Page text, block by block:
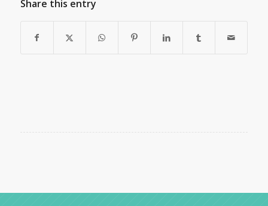
Share this entry